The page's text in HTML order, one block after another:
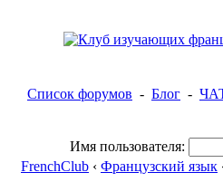
Список форумов - Блог -
Имя пользователя:
FrenchClub ‹ Французский язык